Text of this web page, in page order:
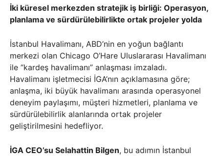
İki küresel merkezden stratejik iş birliği: Operasyon,
planlama ve sürdürülebilirlikte ortak projeler yolda
İstanbul Havalimanı, ABD’nin en yoğun bağlantı
merkezi olan Chicago O’Hare Uluslararası Havalimanı
ile “kardeş havalimanı” anlaşması imzaladı.
Havalimanı işletmecisi İGA’nın açıklamasına göre;
anlaşma, iki büyük havalimanı arasında operasyonel
deneyim paylaşımı, müşteri hizmetleri, planlama ve
sürdürülebilirlik alanlarında ortak projeler
geliştirilmesini hedefliyor.
İGA CEO’su Selahattin Bilgen, bu adımın İstanbul